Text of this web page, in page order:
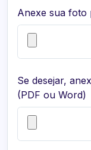
Anexe sua foto
Se desejar,
(PDF ou Word)